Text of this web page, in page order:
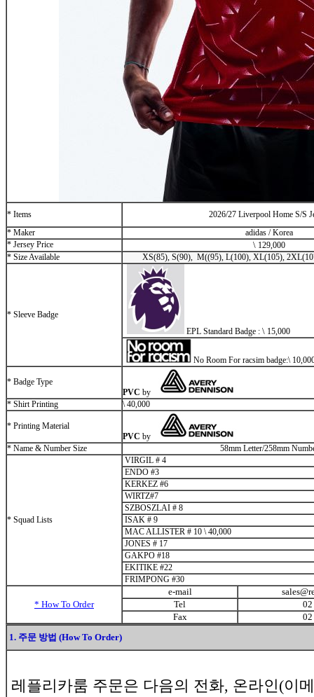
* Items
2026/27 Liverpool Home S/S
* Maker
adidas / Korea
* Jersey Price
\ 129,000
* Size Available
XS(85), S(90), M((95), L(100), XL(105),
* Sleeve Badge
EPL Standard Badge : \ 15,000
No Room For racsim badge:\
* Badge Type
PVC by
* Shirt Printing
\40,000
* Printing Material
PVC by
* Name & Number Size
58mm Letter/258mm
* Squad Lists
VIRGIL # 4
ENDO #3
KERKEZ #6
WIRTZ#7
SZBOSZLAI # 8
ISAK # 9
MAC ALLISTER # 10 \40,000
JONES # 17
GAKPO #18
EKITIKE #22
FRIMPONG #30
* How To Order
e-mail
Tel
Fax
1. 주문 방법 (How To Order)
레플리카룸 주문은 다음의 전화, 온라인(이